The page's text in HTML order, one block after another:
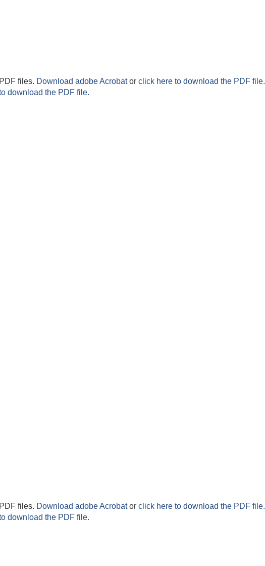
files. Download adobe Acrobator click here to download the PDF file.
download the PDF file.
files. Download adobe Acrobator click here to download the PDF file.
download the PDF file.